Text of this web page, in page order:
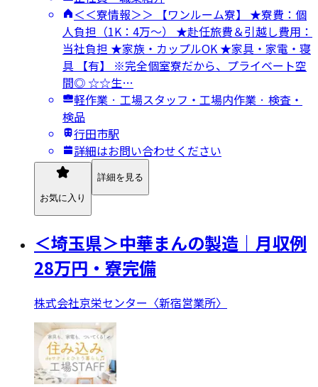
＜＜寮情報＞＞ 【ワンルーム寮】 ★寮費：個
人負担（1K：4万～） ★赴任旅費＆引越し費用：
当社負担 ★家族・カップルOK ★家具・家電・寝
具 【有】 ※完全個室寮だから、プライベート空
間◎ ☆☆生…
軽作業 · 工場スタッフ・工場内作業 · 検査・
検品
行田市駅
詳細はお問い合わせください
お気に入り
詳細を見る
＜埼玉県＞中華まんの製造｜月収例
28万円・寮完備
株式会社京栄センター〈新宿営業所〉